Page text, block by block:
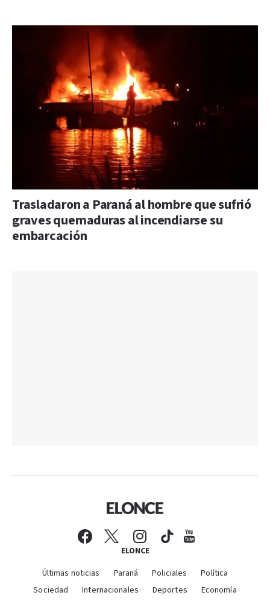
Trasladaron a Paraná al hombre que sufrió
graves quemaduras al incendiarse su
embarcación
ELONCE
Últimas noticias Paraná Policiales
Política
Sociedad
Internacionales Deportes Economía